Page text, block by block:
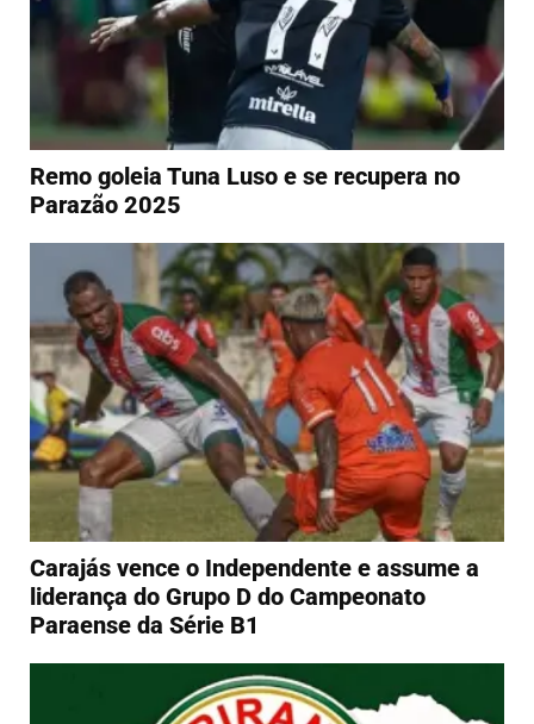
Remo goleia Tuna Luso e se recupera no
Parazão 2025
Carajás vence o Independente e assume a
liderança do Grupo D do Campeonato
Paraense da Série B1